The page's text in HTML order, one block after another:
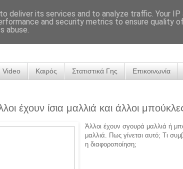
Video Καιρός Στατιστικά Γης Επικοινωνία
έχουν ίσια μαλλιά και άλλοι
Άλλοι έχουν σγουρά μαλλιά ή
μαλλιά. Πως γίνεται αυτό; Τι
η διαφοροποίηση;
deliver its services and to analyze traffic. Your IP
and security metrics to ensure quality
abuse.